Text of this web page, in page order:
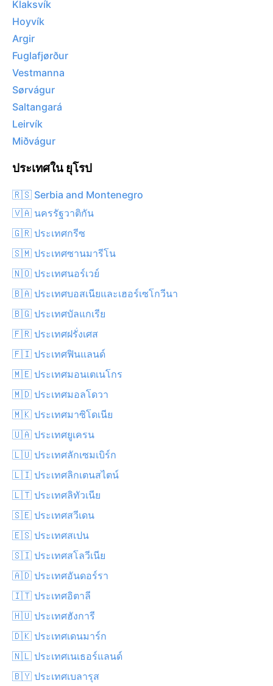
Klaksvík
Hoyvík
Argir
Fuglafjørður
Vestmanna
Sørvágur
Saltangará
Leirvík
Miðvágur
ประเทศใน ยุโรป
🇷🇸 Serbia and Montenegro
🇻🇦 นครรัฐวาติกัน
🇬🇷 ประเทศกรีซ
🇸🇲 ประเทศซานมารีโน
🇳🇴 ประเทศนอร์เวย์
🇧🇦 ประเทศบอสเนียและเฮอร์เซโกวีนา
🇧🇬 ประเทศบัลแกเรีย
🇫🇷 ประเทศฝรั่งเศส
🇫🇮 ประเทศฟินแลนด์
🇲🇪 ประเทศมอนเตเนโกร
🇲🇩 ประเทศมอลโดวา
🇲🇰 ประเทศมาซิโดเนีย
🇺🇦 ประเทศยูเครน
🇱🇺 ประเทศลักเซมเบิร์ก
🇱🇮 ประเทศลิกเตนสไตน์
🇱🇹 ประเทศลิทัวเนีย
🇸🇪 ประเทศสวีเดน
🇪🇸 ประเทศสเปน
🇸🇮 ประเทศสโลวีเนีย
🇦🇩 ประเทศอันดอร์รา
🇮🇹 ประเทศอิตาลี
🇭🇺 ประเทศฮังการี
🇩🇰 ประเทศเดนมาร์ก
🇳🇱 ประเทศเนเธอร์แลนด์
🇧🇾 ประเทศเบลารุส